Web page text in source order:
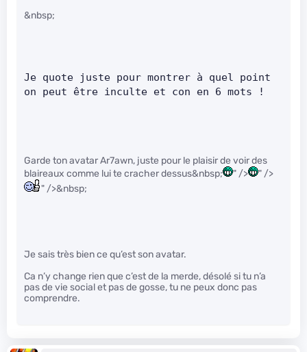
&nbsp;
Je quote juste pour montrer à quel point
Garde ton avatar Ar7awn, juste pour le plaisir de voir des
blaireaux comme lui te cracher dessus&nbsp;
" />
" />
" />&nbsp;
Je sais très bien ce qu’est son avatar.
Ca n’y change rien que c’est de la merde, désolé si tu n’a
pas de vie social et pas de gosse, tu ne peux donc pas
comprendre.